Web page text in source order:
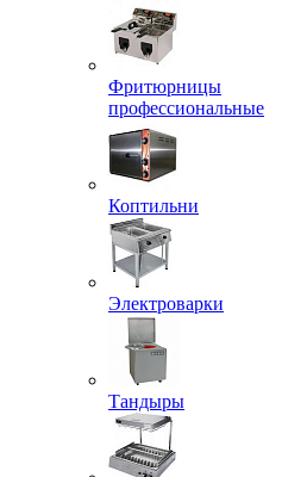
Фритюрницы
профессиональные
Коптильни
Электроварки
Тандыры